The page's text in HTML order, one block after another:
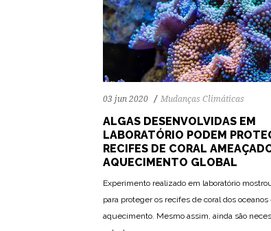
03 jun 2020 Mudanças Climáticas
ALGAS DESENVOLVIDAS EM
LABORATÓRIO PODEM
RECIFES DE CORAL
AQUECIMENTO GLOBAL
Experimento realizado em laboratório
para proteger os recifes de coral dos oceanos
aquecimento. Mesmo assim, ainda são